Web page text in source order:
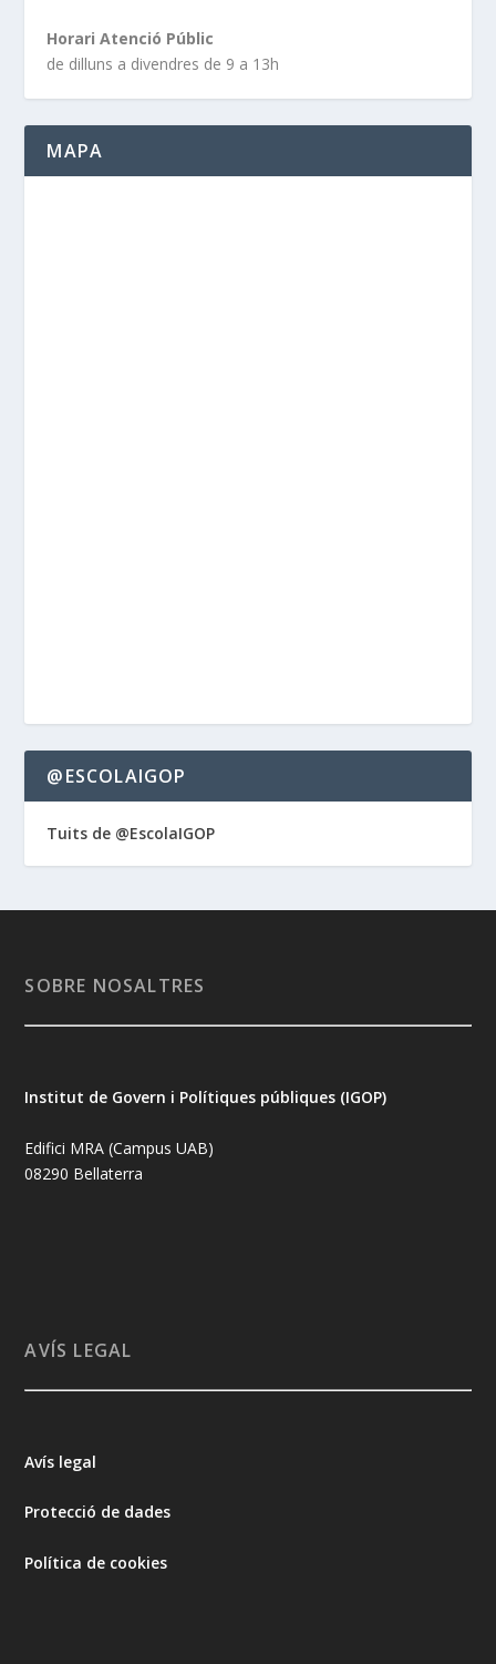
Horari Atenció Públic
de dilluns a divendres de 9 a 13h
MAPA
@ESCOLAIGOP
Tuits de @EscolaIGOP
SOBRE NOSALTRES
Institut de Govern i Polítiques públiques (IGOP)
Edifici MRA (Campus UAB)
08290 Bellaterra
AVÍS LEGAL
Avís legal
Protecció de dades
Política de cookies